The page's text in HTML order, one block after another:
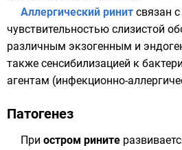
Аллергический ринит связан
чувствительностью слизистой
различным экзогенным и
также сенсибилизацией к
агентам (инфекционно-
Патогенез
При остром рините